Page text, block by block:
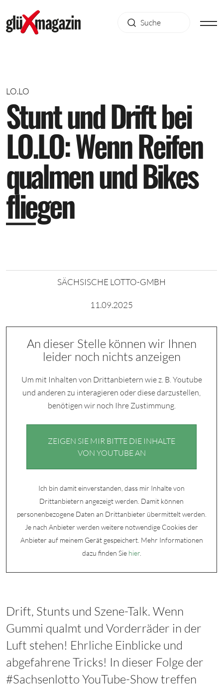
LO.LO
StuntundDriftbei
LO.LO:WennReifen
qualmenundBikes
fliegen
SÄCHSISCHE LOTTO-GMBH
11.09.2025
An dieser Stelle können wir Ihnen
leider noch nichts anzeigen
Um mit Inhalten von Drittanbietern wie z. B. Youtube
und anderen zu interagieren oder diese darzustellen,
benötigen wir noch Ihre Zustimmung.
ZEIGEN SIE MIR BITTE DIE INHALTE
VON YOUTUBE AN
Ich bin damit einverstanden, dass mir Inhalte von
Drittanbietern angezeigt werden. Damit können
personenbezogene Daten an Drittanbieter übermittelt werden.
Je nach Anbieter werden weitere notwendige Cookies der
Anbieter auf meinem Gerät gespeichert. Mehr Informationen
dazu finden Sie hier.
Drift, Stunts und Szene-Talk. Wenn
Gummi qualmt und Vorderräder in der
Luft stehen! Ehrliche Einblicke und
abgefahrene Tricks! In dieser Folge der
#Sachsenlotto YouTube-Show treffen